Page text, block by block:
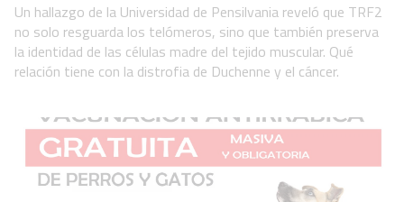
Un hallazgo de la Universidad de Pensilvania reveló que TRF2
no solo resguarda los telómeros, sino que también preserva
la identidad de las células madre del tejido muscular. Qué
relación tiene con la distrofia de Duchenne y el cáncer.